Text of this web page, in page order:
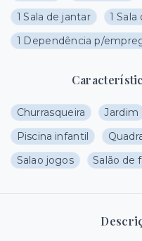
1 Sala de jantar
1
1 Dependência p/
Churrasqueira Jardim
Piscina infantil
Salao jogos
Salão de